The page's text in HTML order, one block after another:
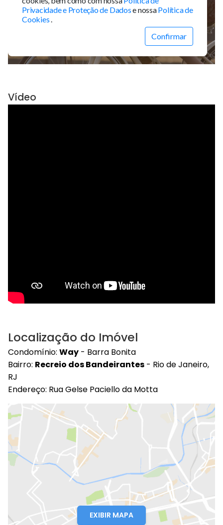
Vídeo
Localização do Imóvel
Condomínio: Way - Barra Bonita
Bairro: Recreio dos Bandeirantes - Rio de Janeiro,
RJ
Endereço: Rua Gelse Paciello da Motta
EXIBIR MAPA